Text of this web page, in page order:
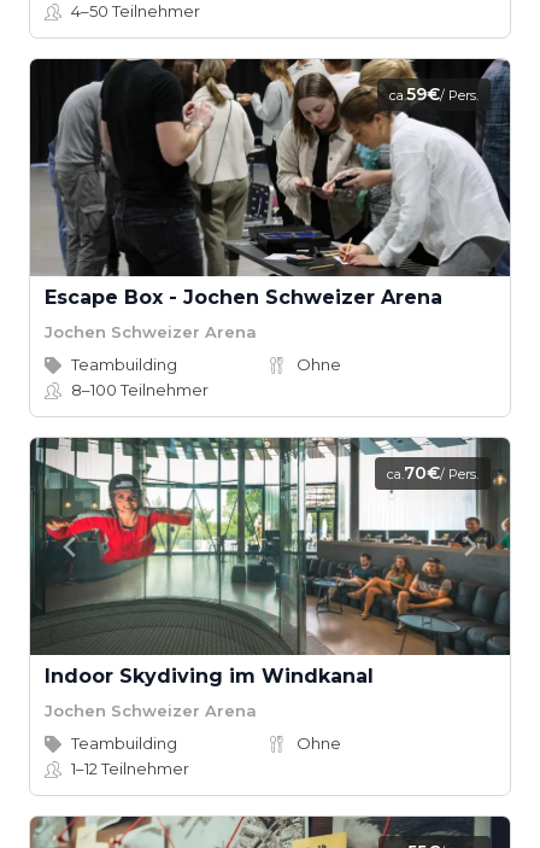
4–50Teilnehmer
ca.59€/ Pers.
Escape Box - Jochen Schweizer Arena
Jochen Schweizer Arena
Teambuilding
Ohne
8–100Teilnehmer
ca.70€/ Pers.
Indoor Skydiving im Windkanal
Jochen Schweizer Arena
Teambuilding
Ohne
1–12Teilnehmer